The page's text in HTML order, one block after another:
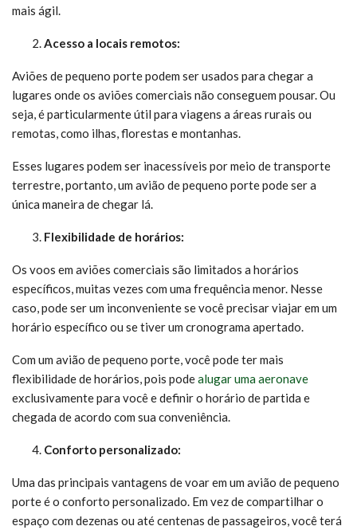
mais ágil.
Acesso a locais remotos:
Aviões de pequeno porte podem ser usados para chegar a
lugares onde os aviões comerciais não conseguem pousar. Ou
seja, é particularmente útil para viagens a áreas rurais ou
remotas, como ilhas, florestas e montanhas.
Esses lugares podem ser inacessíveis por meio de transporte
terrestre, portanto, um avião de pequeno porte pode ser a
única maneira de chegar lá.
Flexibilidade de horários:
Os voos em aviões comerciais são limitados a horários
específicos, muitas vezes com uma frequência menor. Nesse
caso, pode ser um inconveniente se você precisar viajar em um
horário específico ou se tiver um cronograma apertado.
Com um avião de pequeno porte, você pode ter mais
flexibilidade de horários, pois podealugar uma aeronave
exclusivamente para você e definir o horário de partida e
chegada de acordo com sua conveniência.
Conforto personalizado:
Uma das principais vantagens de voar em um avião de pequeno
porte é o conforto personalizado. Em vez de compartilhar o
espaço com dezenas ou até centenas de passageiros, você terá